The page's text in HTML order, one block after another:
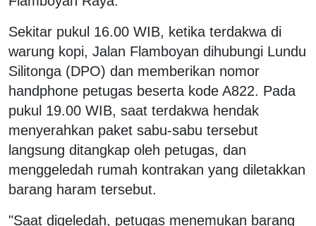
Sekitar pukul 16.00 WIB, ketika terdakwa di
warung kopi, Jalan Flamboyan dihubungi Lundu
Silitonga (DPO) dan memberikan nomor
handphone petugas beserta kode A822. Pada
pukul 19.00 WIB, saat terdakwa hendak
menyerahkan paket sabu-sabu tersebut
langsung ditangkap oleh petugas, dan
menggeledah rumah kontrakan yang diletakkan
barang haram tersebut.
"Saat digeledah, petugas menemukan barang